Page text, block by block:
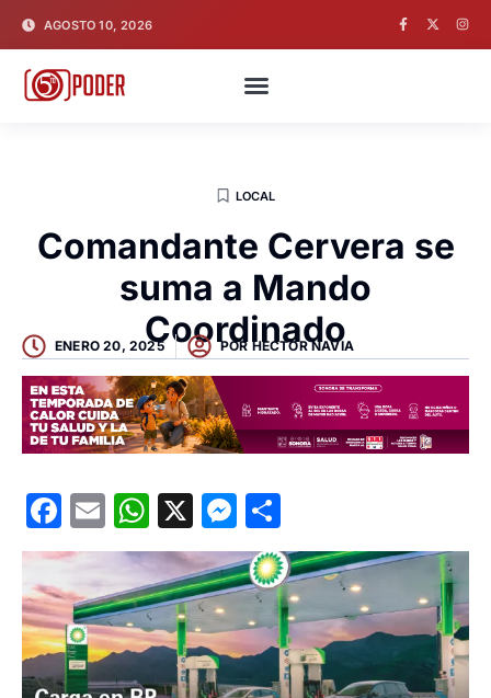
AGOSTO 10, 2026
LOCAL
Comandante Cervera se
suma a Mando
Coordinado
ENERO 20, 2025 PORHECTOR NAVIA
Facebook
EmailWhatsApp
X Messenger